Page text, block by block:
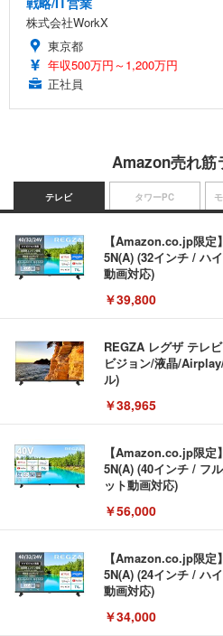
株式会社WorkX
東京都
年収500万円～1,200万円
正社員
Amazon売れ筋
テレビ
【Amazon.co.jp限定
5N(A) (32インチ / ハ
動画対応)
￥39,800
REGZA レグザ テレ
ビジョン/液晶/
ル)
￥38,965
【Amazon.co.jp限定
5N(A) (40インチ / フ
ット動画対応)
￥56,000
【Amazon.co.jp限定
5N(A) (24インチ / ハ
動画対応)
￥34,000
タワーPC